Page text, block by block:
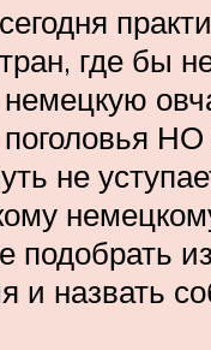
где бы
поголовья
не
подобрать
и назвать